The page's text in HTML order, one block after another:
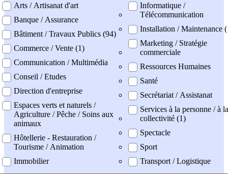
Arts / Artisanat d'art
Banque / Assurance
Bâtiment / Travaux Publics (94)
Commerce / Vente (1)
Communication / Multimédia
Conseil / Etudes
Direction d'entreprise
Espaces verts et naturels /
Agriculture / Pêche / Soins aux
animaux
Hôtellerie - Restauration /
Tourisme / Animation
Immobilier
Informatique /
Télécommunication
Installation / Maintenance
Marketing / Stratégie
commerciale
Ressources Humaines
Santé
Secrétariat / Assistanat
Services à la personne / à la
collectivité (1)
Spectacle
Sport
Transport / Logistique